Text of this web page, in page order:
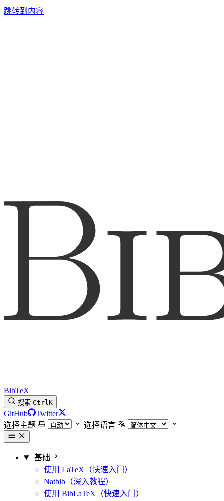
跳转到内容
BibTeX
搜索 CtrlK
GitHub
Twitter
选择主题
选择语言
基础
使用 LaTeX（快速入门）
Natbib（深入教程）
使用 BibLaTeX（快速入门）